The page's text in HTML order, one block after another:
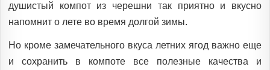
душистый компот из черешни так приятно и вкусно
напомнит о лете во время долгой зимы.
Но кроме замечательного вкуса летних ягод важно еще
и сохранить в компоте все полезные качества и